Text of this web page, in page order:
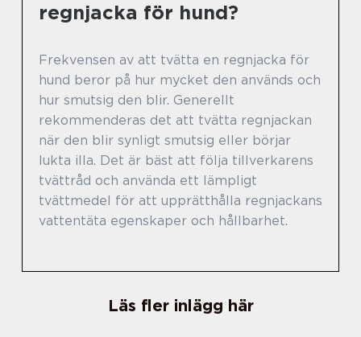
regnjacka för hund?
Frekvensen av att tvätta en regnjacka för
hund beror på hur mycket den används och
hur smutsig den blir. Generellt
rekommenderas det att tvätta regnjackan
när den blir synligt smutsig eller börjar
lukta illa. Det är bäst att följa tillverkarens
tvättråd och använda ett lämpligt
tvättmedel för att upprätthålla regnjackans
vattentäta egenskaper och hållbarhet.
Läs fler inlägg här